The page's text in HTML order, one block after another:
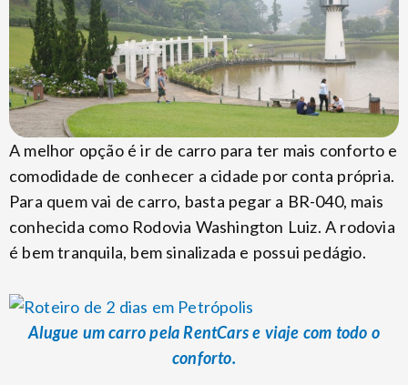
A melhor opção é ir de carro para ter mais conforto e
comodidade de conhecer a cidade por conta própria.
Para quem vai de carro, basta pegar a BR-040, mais
conhecida como Rodovia Washington Luiz. A rodovia
é bem tranquila, bem sinalizada e possui pedágio.
Alugue um carro pela RentCars e viaje com todo o
conforto.